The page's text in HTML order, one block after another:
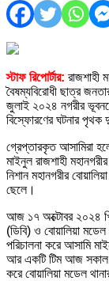
স্টাফ রিপোর্টার: রাজশাহী
বৈষম্যবিরোধী ছাত্র
জুলাই ২০২৪ নগরীর
বিস্ফোরণের ঘটনার পৃথক
গ্রেপ্তারকৃত আসামিরা
মাইনুল রাজশাহী
নিশান মহানগরীর
ছেলে।
আজ ১৭ অক্টোবর ২০২৪
(ডিবি) ও বোয়ালিয়া
পরিচালনা করে আসামি
আর একটি টিম আজ সকাল
করে বোয়ালিয়া মডেল